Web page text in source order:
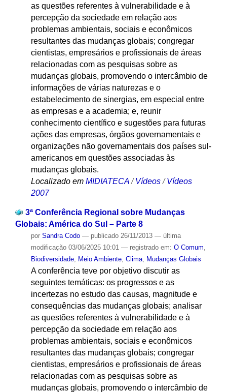
as questões referentes à vulnerabilidade e à
percepção da sociedade em relação aos
problemas ambientais, sociais e econômicos
resultantes das mudanças globais; congregar
cientistas, empresários e profissionais de áreas
relacionadas com as pesquisas sobre as
mudanças globais, promovendo o intercâmbio de
informações de várias naturezas e o
estabelecimento de sinergias, em especial entre
as empresas e a academia; e, reunir
conhecimento científico e sugestões para futuras
ações das empresas, órgãos governamentais e
organizações não governamentais dos países sul-
americanos em questões associadas às
mudanças globais.
Localizado em MIDIATECA /Vídeos /Vídeos
2007
3ª Conferência Regional sobre Mudanças
Globais: América do Sul – Parte 8
por Sandra Codo — publicado26/11/2013 — última
modificação03/06/2025 10:01 — registrado em: O Comum,
Biodiversidade, Meio Ambiente, Clima, Mudanças Globais
A conferência teve por objetivo discutir as
seguintes temáticas: os progressos e as
incertezas no estudo das causas, magnitude e
consequências das mudanças globais; analisar
as questões referentes à vulnerabilidade e à
percepção da sociedade em relação aos
problemas ambientais, sociais e econômicos
resultantes das mudanças globais; congregar
cientistas, empresários e profissionais de áreas
relacionadas com as pesquisas sobre as
mudanças globais, promovendo o intercâmbio de